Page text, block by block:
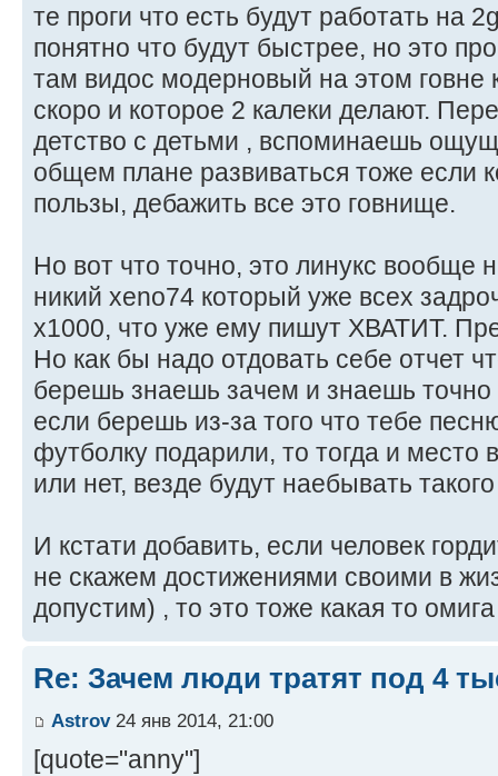
те проги что есть будут работать на
понятно что будут быстрее, но это
там видос модерновый на этом говне
скоро и которое 2 калеки делают.
детство с детьми , вспоминаешь
общем плане развиваться тоже если
пользы, дебажить все это говнище.
Но вот что точно, это линукс вообще
никий xeno74 который уже всех
x1000, что уже ему пишут ХВАТИТ.
Но как бы надо отдовать себе отчет
берешь знаешь зачем и знаешь точно
если берешь из-за того что тебе
футболку подарили, то тогда и место
или нет, везде будут наебывать
И кстати добавить, если человек
не скажем достижениями своими в
допустим) , то это тоже какая то
Re: Зачем люди тратят под 4
Astrov24 янв 2014, 21:00
[quote="anny"]